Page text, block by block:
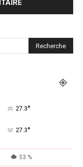
27.3°
27.3°
53 %